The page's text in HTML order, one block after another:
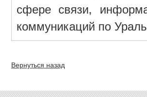
сфере связи,
коммуникаций по
Вернуться назад